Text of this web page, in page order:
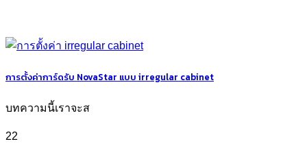
การตั้งค่าการ์ดรับ NovaStar แบบ irregular cabinet
บทความนี้เราจะส
22